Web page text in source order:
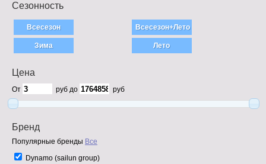
Сезонность
Цена
От руб до руб
Бренд
Популярные бренды Все
Dynamo (sailun group)